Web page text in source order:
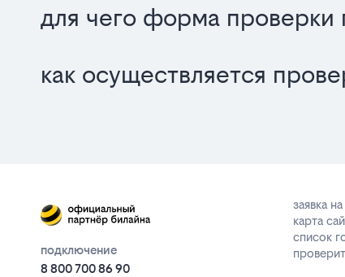
для чего форма проверки
как осуществляется
подключение
8 800 700 86 90
заявка
карта
список